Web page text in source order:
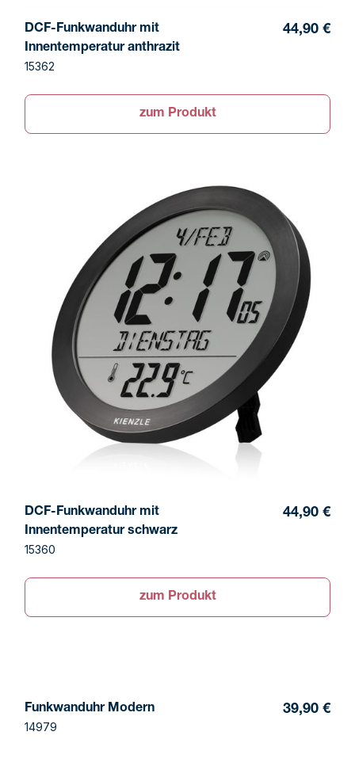
DCF-Funkwanduhr mit
Innentemperatur anthrazit
15362
44,90 €
zum Produkt
DCF-Funkwanduhr mit
Innentemperatur schwarz
15360
44,90 €
zum Produkt
Funkwanduhr Modern
14979
39,90 €